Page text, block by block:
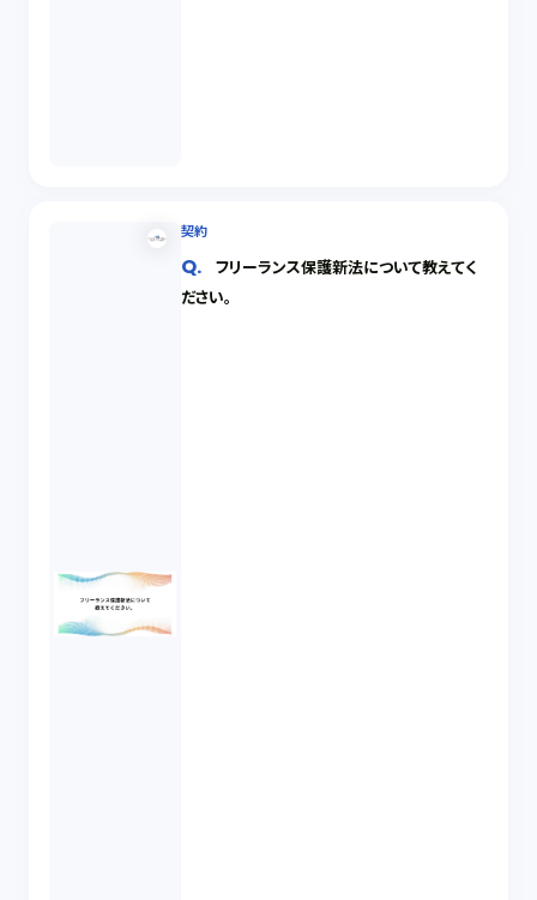
契約
フリーランス保護新法について教えてく
ださい。